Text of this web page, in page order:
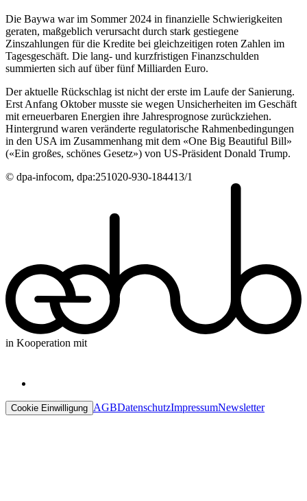
Die Baywa war im Sommer 2024 in finanzielle Schwierigkeiten
geraten, maßgeblich verursacht durch stark gestiegene
Zinszahlungen für die Kredite bei gleichzeitigen roten Zahlen im
Tagesgeschäft. Die lang- und kurzfristigen Finanzschulden
summierten sich auf über fünf Milliarden Euro.
Der aktuelle Rückschlag ist nicht der erste im Laufe der Sanierung.
Erst Anfang Oktober musste sie wegen Unsicherheiten im Geschäft
mit erneuerbaren Energien ihre Jahresprognose zurückziehen.
Hintergrund waren veränderte regulatorische Rahmenbedingungen
in den USA im Zusammenhang mit dem «One Big Beautiful Bill»
(«Ein großes, schönes Gesetz») von US-Präsident Donald Trump.
© dpa-infocom, dpa:251020-930-184413/1
in Kooperation mit
Cookie Einwilligung AGBDatenschutzImpressumNewsletter